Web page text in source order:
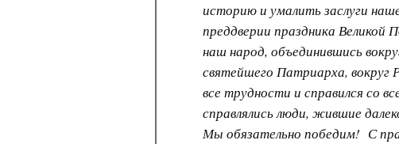
историю и умалить заслуги
преддверии праздника
наш народ, объединившись
святейшего Патриарха, вокруг
все трудности и справился со
справлялись люди, жившие
Мы обязательно победим! С